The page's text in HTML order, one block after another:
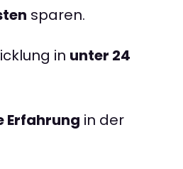
sparen.
in unter 24
Erfahrung in der